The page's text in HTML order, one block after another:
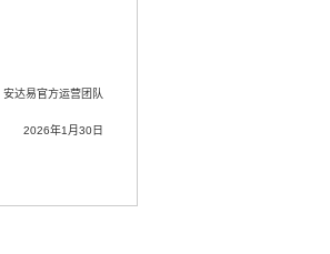
安达易官方运营团队
2026年1月30日